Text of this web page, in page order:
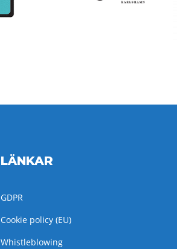
LÄNKAR
GDPR
Cookie policy (EU)
Whistleblowing